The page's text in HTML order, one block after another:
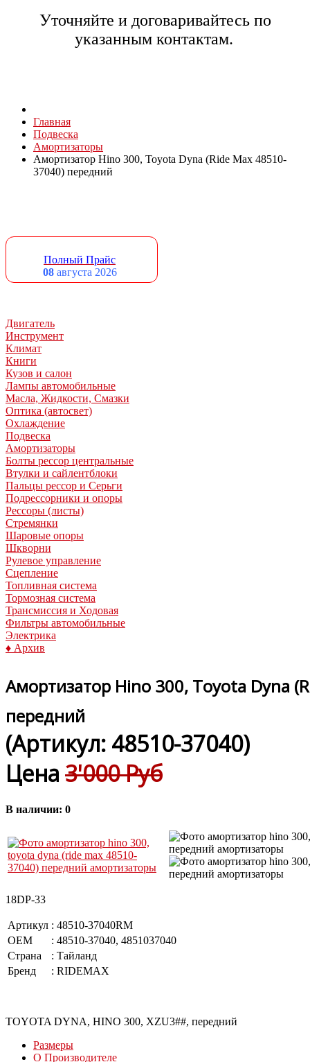
Уточняйте и договаривайтесь по
указанным контактам.
Главная
Подвеска
Амортизаторы
Амортизатор Hino 300, Toyota Dyna (Ride Max 48510-
37040) передний
Полный Прайс
08августа 2026
Двигатель
Инструмент
Климат
Книги
Кузов и салон
Лампы автомобильные
Масла, Жидкости, Смазки
Оптика (автосвет)
Охлаждение
Подвеска
Амортизаторы
Болты рессор центральные
Втулки и сайлентблоки
Пальцы рессор и Серьги
Подрессорники и опоры
Рессоры (листы)
Стремянки
Шаровые опоры
Шкворни
Рулевое управление
Сцепление
Топливная система
Тормозная система
Трансмиссия и Ходовая
Фильтры автомобильные
Электрика
♦ Архив
Амортизатор Hino 300, Toyota Dyna
передний
(Артикул: 48510-37040)
Цена 3'000 Руб
В наличии: 0
18DP-33
Артикул : 48510-37040RM
OEM
: 48510-37040, 4851037040
Страна
: Тайланд
Бренд
: RIDEMAX
TOYOTA DYNA, HINO 300, XZU3##, передний
Размеры
О Производителе